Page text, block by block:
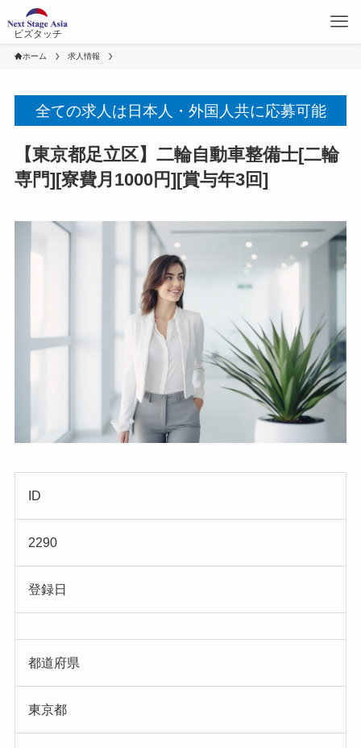
ビズタッチ
ホーム 求人情報
全ての求人は日本人・外国人共に応募可能
【東京都足立区】二輪自動車整備士[二輪
専門][寮費月1000円][賞与年3回]
ID
2290
登録日
都道府県
東京都